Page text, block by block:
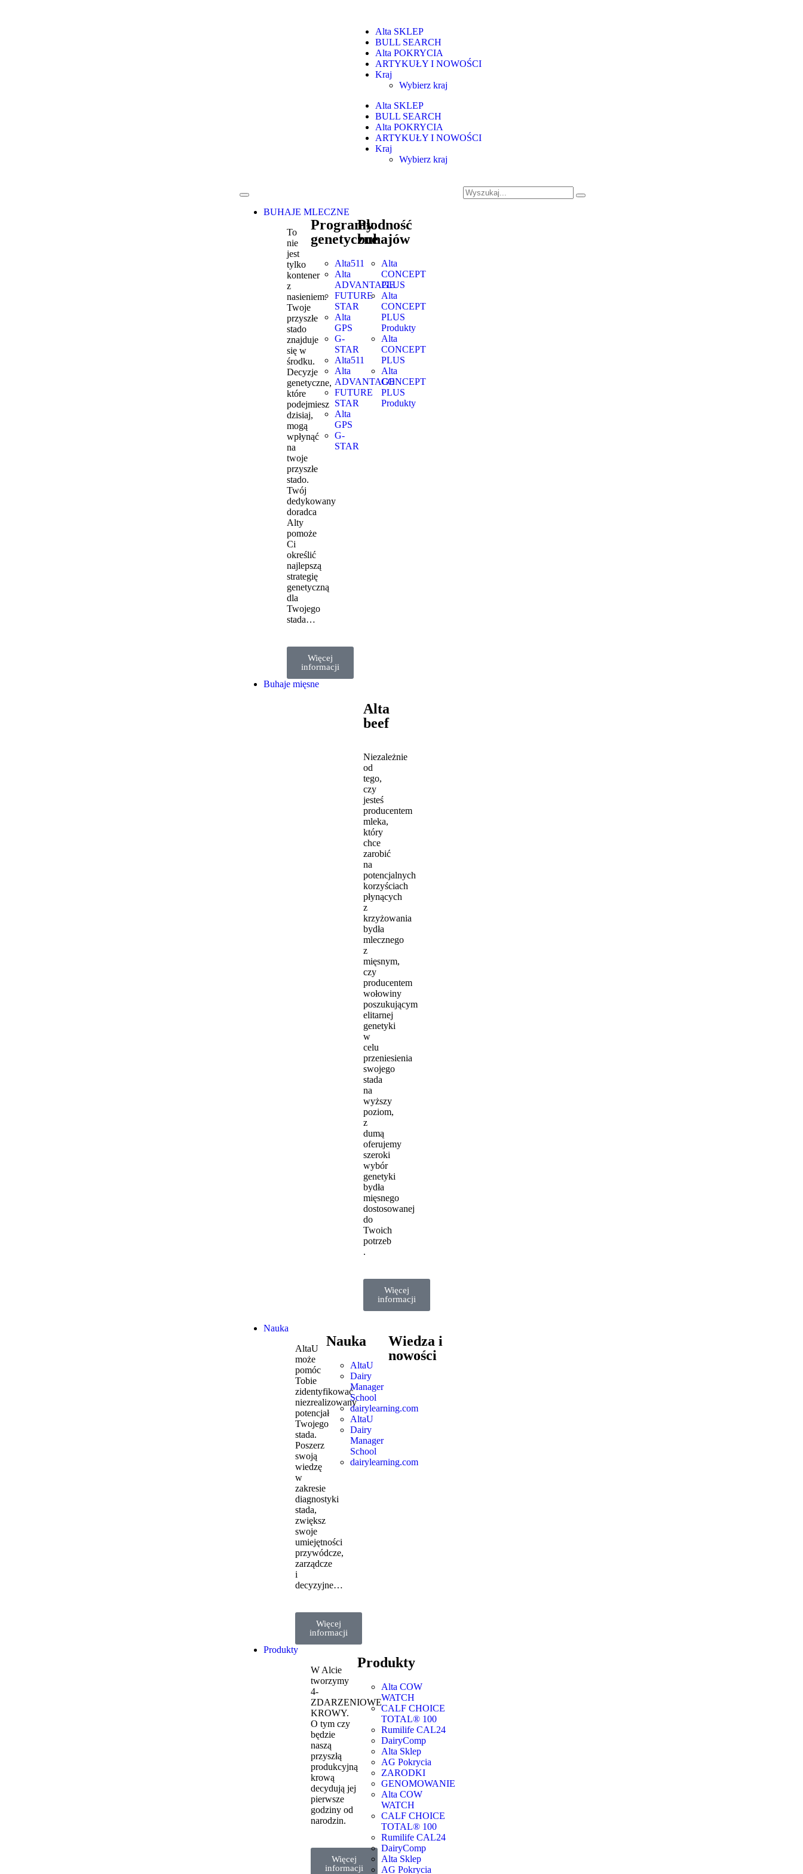
Alta SKLEP
BULL SEARCH
Alta POKRYCIA
ARTYKUŁY I NOWOŚCI
Kraj
Wybierz kraj
Alta SKLEP
BULL SEARCH
Alta POKRYCIA
ARTYKUŁY I NOWOŚCI
Kraj
Wybierz kraj
BUHAJE MLECZNE
To
nie
jest
tylko
kontener
z
nasieniem.
Twoje
przyszłe
stado
znajduje
się w
środku.
Decyzje
genetyczne,
które
podejmiesz
dzisiaj,
mogą
wpłynąć
na
twoje
przyszłe
stado.
Twój
dedykowany
doradca
Alty
pomoże
Ci
określić
najlepszą
strategię
genetyczną
dla
Twojego
stada…
Więcej
informacji
Programy
genetyczne
Alta511
Alta
ADVANTAGE
FUTURE
STAR
Alta
GPS
G-
STAR
Alta511
Alta
ADVANTAGE
FUTURE
STAR
Alta
GPS
G-
STAR
Płodność
buhajów
Alta
CONCEPT
PLUS
Alta
CONCEPT
PLUS
Produkty
Alta
CONCEPT
PLUS
Alta
CONCEPT
PLUS
Produkty
Buhaje mięsne
Alta
beef
Niezależnie
od
tego,
czy
jesteś
producentem
mleka,
który
chce
zarobić
na
potencjalnych
korzyściach
płynących
z
krzyżowania
bydła
mlecznego
z
mięsnym,
czy
producentem
wołowiny
poszukującym
elitarnej
genetyki
w
celu
przeniesienia
swojego
stada
na
wyższy
poziom,
z
dumą
oferujemy
szeroki
wybór
genetyki
bydła
mięsnego
dostosowanej
do
Twoich
potrzeb
.
Więcej
informacji
Nauka
AltaU
może
pomóc
Tobie
zidentyfikować
niezrealizowany
potencjał
Twojego
stada.
Poszerz
swoją
wiedzę
w
zakresie
diagnostyki
stada,
zwiększ
swoje
umiejętności
przywódcze,
zarządcze
i
decyzyjne…
Więcej
informacji
Nauka
AltaU
Dairy
Manager
School
dairylearning.com
AltaU
Dairy
Manager
School
dairylearning.com
Wiedza i
nowości
Produkty
W Alcie
tworzymy
4-
ZDARZENIOWE
KROWY.
O tym czy
będzie
naszą
przyszłą
produkcyjną
krową
decydują jej
pierwsze
godziny od
narodzin.
Więcej
informacji
Produkty
Alta COW
WATCH
CALF CHOICE
TOTAL® 100
Rumilife CAL24
DairyComp
Alta Sklep
AG Pokrycia
ZARODKI
GENOMOWANIE
Alta COW
WATCH
CALF CHOICE
TOTAL® 100
Rumilife CAL24
DairyComp
Alta Sklep
AG Pokrycia